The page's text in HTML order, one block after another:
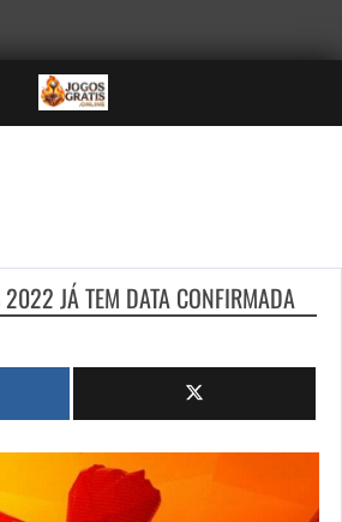
JÁ TEM DATA CONFIRMADA